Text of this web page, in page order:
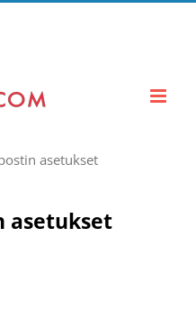
asetukset
asetukset